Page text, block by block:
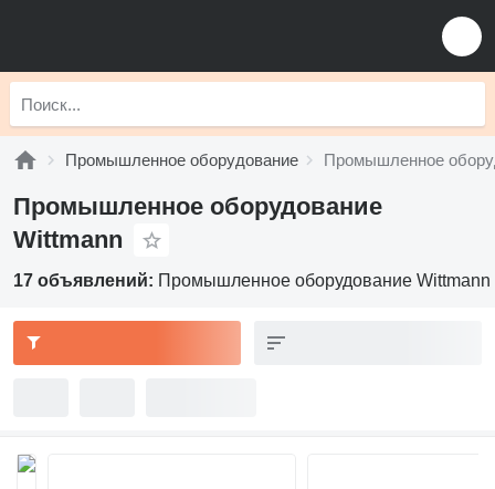
Промышленное оборудование Промышленное
Промышленное оборудование
Wittmann
17 объявлений: Промышленное оборудование Wittmann